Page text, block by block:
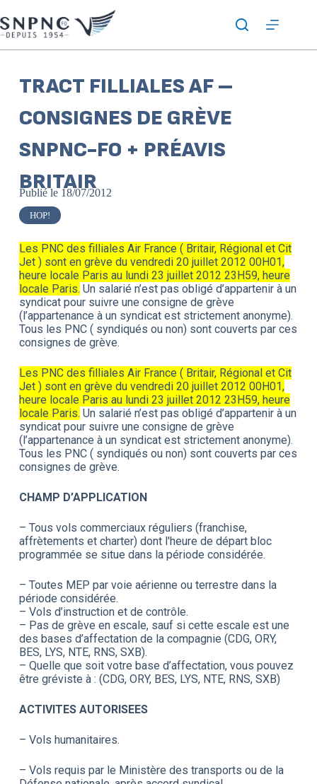
TRACT FILLIALES AF –
CONSIGNES DE GRÈVE
SNPNC-FO + PRÉAVIS
BRITAIR
Publié le 18/07/2012
HOP!
Les PNC des filliales Air France ( Britair, Régional et Cit
Jet ) sont en grève du vendredi 20 juillet 2012 00H01,
heure locale Paris au lundi 23 juillet 2012 23H59, heure
locale Paris. Un salarié n’est pas obligé d’appartenir à un
syndicat pour suivre une consigne de grève
(l’appartenance à un syndicat est strictement anonyme).
Tous les PNC ( syndiqués ou non) sont couverts par ces
consignes de grève.
Les PNC des filliales Air France ( Britair, Régional et Cit
Jet ) sont en grève du vendredi 20 juillet 2012 00H01,
heure locale Paris au lundi 23 juillet 2012 23H59, heure
locale Paris. Un salarié n’est pas obligé d’appartenir à un
syndicat pour suivre une consigne de grève
(l’appartenance à un syndicat est strictement anonyme).
Tous les PNC ( syndiqués ou non) sont couverts par ces
consignes de grève.
CHAMP D’APPLICATION
– Tous vols commerciaux réguliers (franchise,
affrètements et charter) dont l'heure de départ bloc
programmée se situe dans la période considérée.
– Toutes MEP par voie aérienne ou terrestre dans la
période considérée.
– Vols d’instruction et de contrôle.
– Pas de grève en escale, sauf si cette escale est une
des bases d’affectation de la compagnie (CDG, ORY,
BES, LYS, NTE, RNS, SXB).
– Quelle que soit votre base d’affectation, vous pouvez
être gréviste à : (CDG, ORY, BES, LYS, NTE, RNS, SXB)
ACTIVITES AUTORISEES
– Vols humanitaires.
– Vols requis par le Ministère des transports ou de la